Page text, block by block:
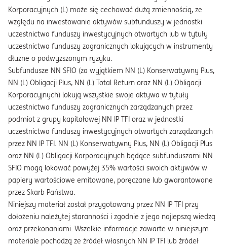
Korporacyjnych (L) może się cechować dużą zmiennością, ze
względu na inwestowanie aktywów subfunduszy w jednostki
uczestnictwa funduszy inwestycyjnych otwartych lub w tytuły
uczestnictwa funduszy zagranicznych lokujących w instrumenty
dłużne o podwyższonym ryzyku.
Subfundusze NN SFIO (za wyjątkiem NN (L) Konserwatywny Plus,
NN (L) Obligacji Plus, NN (L) Total Return oraz NN (L) Obligacji
Korporacyjnych) lokują wszystkie swoje aktywa w tytuły
uczestnictwa funduszy zagranicznych zarządzanych przez
podmiot z grupy kapitałowej NN IP TFI oraz w jednostki
uczestnictwa funduszy inwestycyjnych otwartych zarządzanych
przez NN IP TFI. NN (L) Konserwatywny Plus, NN (L) Obligacji Plus
oraz NN (L) Obligacji Korporacyjnych będące subfunduszami NN
SFIO mogą lokować powyżej 35% wartości swoich aktywów w
papiery wartościowe emitowane, poręczane lub gwarantowane
przez Skarb Państwa.
Niniejszy materiał został przygotowany przez NN IP TFI przy
dołożeniu należytej staranności i zgodnie z jego najlepszą wiedzą
oraz przekonaniami. Wszelkie informacje zawarte w niniejszym
materiale pochodzą ze źródeł własnych NN IP TFI lub źródeł